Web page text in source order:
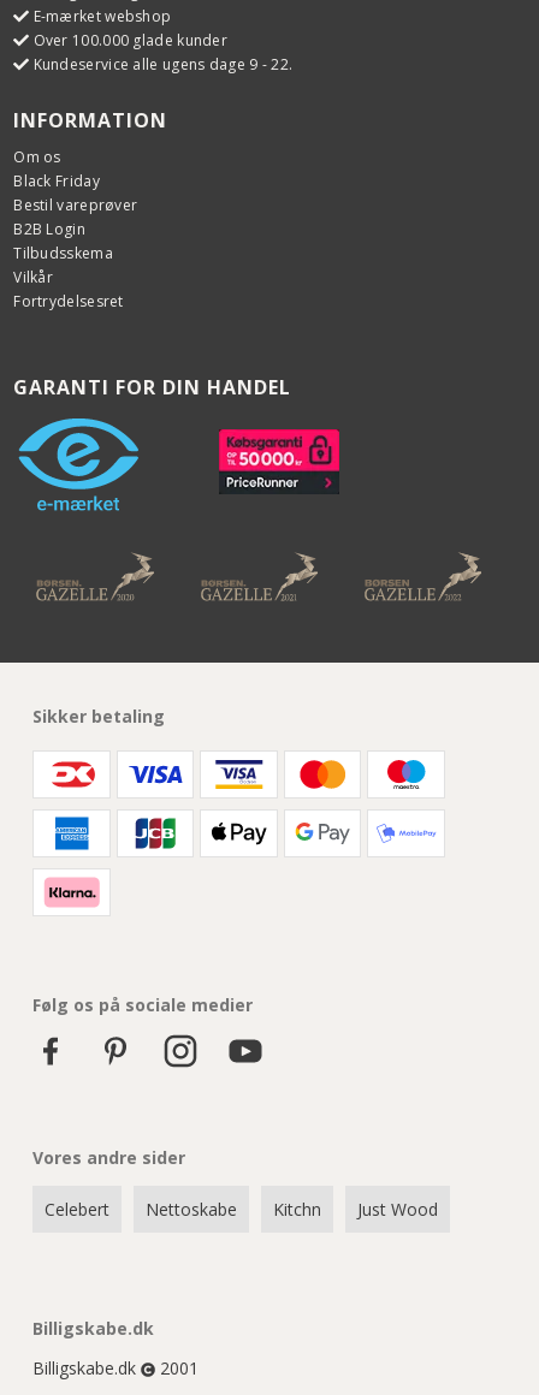
E-mærket webshop
Over 100.000 glade kunder
Kundeservice alle ugens dage 9 - 22.
INFORMATION
Om os
Black Friday
Bestil vareprøver
B2B Login
Tilbudsskema
Vilkår
Fortrydelsesret
GARANTI FOR DIN HANDEL
Sikker betaling
Følg os på sociale medier
Vores andre sider
Celebert Nettoskabe Kitchn Just Wood
Billigskabe.dk
Billigskabe.dk
2001